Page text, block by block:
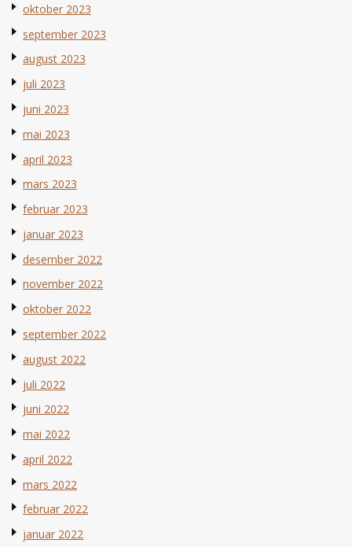
oktober 2023
september 2023
august 2023
juli 2023
juni 2023
mai 2023
april 2023
mars 2023
februar 2023
januar 2023
desember 2022
november 2022
oktober 2022
september 2022
august 2022
juli 2022
juni 2022
mai 2022
april 2022
mars 2022
februar 2022
januar 2022